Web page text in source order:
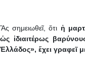
Ἃς σημειωθεῖ, ὅτι ἡ
ὡς ἰδιαιτέρως
Ἑλλάδος», ἔχει γραφεῖ